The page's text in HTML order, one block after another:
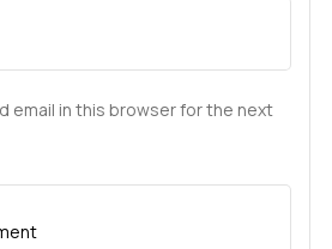
email in this browser for the next